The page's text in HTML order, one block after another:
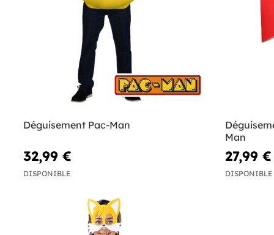
Déguisement Pac-Man
32,99 €
DISPONIBLE
Man
27,99 €
DISPONIBLE